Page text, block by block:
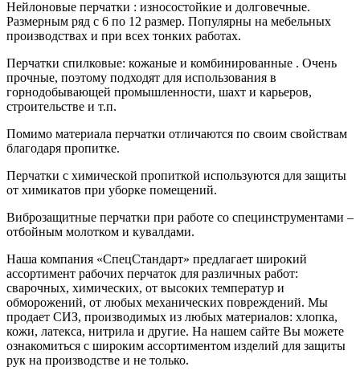
Нейлоновые перчатки : износостойкие и долговечные.
Размерным ряд с 6 по 12 размер. Популярны на мебельных
производствах и при всех тонких работах.
Перчатки спилковые: кожаные и комбинированные . Очень
прочные, поэтому подходят для использования в
горнодобывающей промышленности, шахт и карьеров,
строительстве и т.п.
Помимо материала перчатки отличаются по своим свойствам
благодаря пропитке.
Перчатки с химической пропиткой используются для защиты
от химикатов при уборке помещений.
Виброзащитные перчатки при работе со специнструментами –
отбойным молотком и кувалдами.
Наша компания «СпецСтандарт» предлагает широкий
ассортимент рабочих перчаток для различных работ:
сварочных, химических, от высоких температур и
обморожений, от любых механических повреждений. Мы
продает СИЗ, производимых из любых материалов: хлопка,
кожи, латекса, нитрила и другие. На нашем сайте Вы можете
ознакомиться с широким ассортиментом изделий для защиты
рук на производстве и не только.